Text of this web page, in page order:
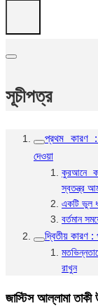
সূচীপত্র
প্রথম কারণ
দেওয়া
কুরআনে
স্বতন্ত্র
একটি ভুল
বর্তমান
দ্বিতীয় কারণ :
রাখুন
জাস্টিস আল্লামা তাকী